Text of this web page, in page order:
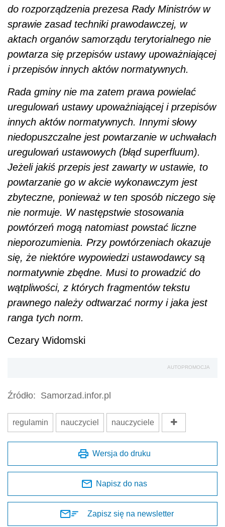
uregulowań ustawowych (błąd superfluum).
Jeżeli jakiś przepis jest zawarty w ustawie, to
powtarzanie go w akcie wykonawczym jest
zbyteczne, ponieważ w ten sposób niczego się
nie normuje. W następstwie stosowania
powtórzeń mogą natomiast powstać liczne
nieporozumienia. Przy powtórzeniach okazuje
się, że niektóre wypowiedzi ustawodawcy są
normatywnie zbędne. Musi to prowadzić do
wątpliwości, z których fragmentów tekstu
prawnego należy odtwarzać normy i jaka jest
ranga tych norm.
Cezary Widomski
AUTOPROMOCJA
Źródło: Samorzad.infor.pl
regulamin nauczyciel nauczyciele
Udostępnij
Oceń jakość naszego artykułu